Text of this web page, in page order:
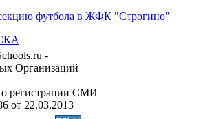
футбола в ЖФК "Строгино"
-
Организаций
о регистрации СМИ
от 22.03.2013